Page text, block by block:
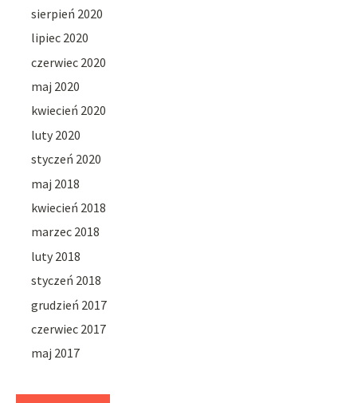
sierpień 2020
lipiec 2020
czerwiec 2020
maj 2020
kwiecień 2020
luty 2020
styczeń 2020
maj 2018
kwiecień 2018
marzec 2018
luty 2018
styczeń 2018
grudzień 2017
czerwiec 2017
maj 2017